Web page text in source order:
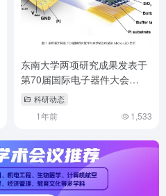
东南大学两项研究成果发表于
第70届国际电子器件大会
（IEDM）
科研动态
1年前 1,533